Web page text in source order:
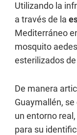
Utilizando la
a través de la
Mediterráneo
mosquito
esterilizados
De manera
Guaymallén,
un entorno
para su